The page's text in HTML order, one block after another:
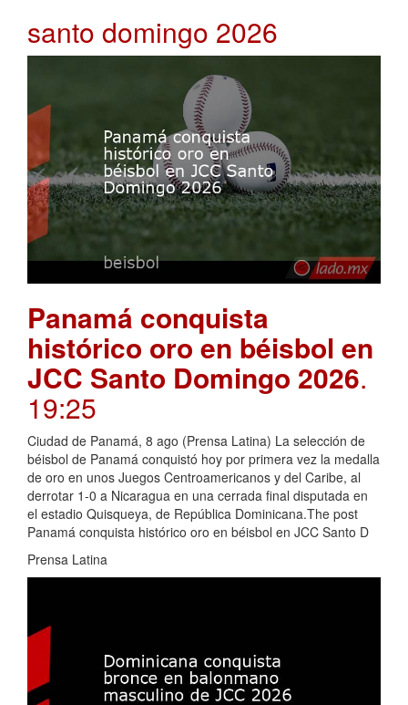
santo domingo 2026
Panamá conquista
histórico oro en béisbol en
JCC Santo Domingo 2026.
19:25
Ciudad de Panamá, 8 ago (Prensa Latina) La selección de
béisbol de Panamá conquistó hoy por primera vez la medalla
de oro en unos Juegos Centroamericanos y del Caribe, al
derrotar 1-0 a Nicaragua en una cerrada final disputada en
el estadio Quisqueya, de República Dominicana.The post
Panamá conquista histórico oro en béisbol en JCC Santo D
Prensa Latina